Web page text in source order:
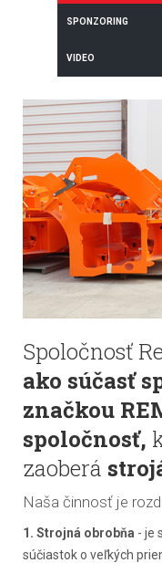
SPONZORING
VIDEO
Spoločnosť
ako súčasť
značkou
spoločnosť,
zaoberá
Naša činnosť je
1. Strojná obrobňa - je
súčiastok o veľkých